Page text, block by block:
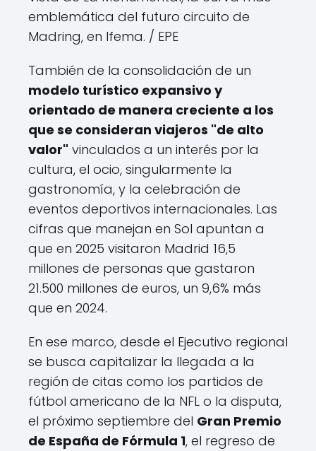
emblemática del futuro circuito de
Madring, en Ifema. / EPE
También de la consolidación de un
modelo turístico expansivo y
orientado de manera creciente a los
que se consideran viajeros "de alto
valor" vinculados a un interés por la
cultura, el ocio, singularmente la
gastronomía, y la celebración de
eventos deportivos internacionales. Las
cifras que manejan en Sol apuntan a
que en 2025 visitaron Madrid 16,5
millones de personas que gastaron
21.500 millones de euros, un 9,6% más
que en 2024.
En ese marco, desde el Ejecutivo regional
se busca capitalizar la llegada a la
región de citas como los partidos de
fútbol americano de la NFL o la disputa,
el próximo septiembre del Gran Premio
de España de Fórmula 1, el regreso de